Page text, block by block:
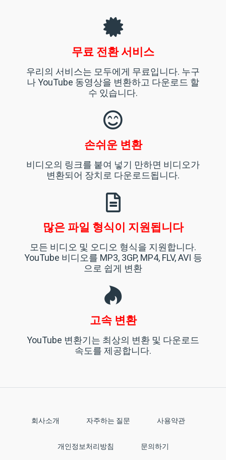
무료 전환 서비스
우리의 서비스는 모두에게 무료입니다. 누구
나 YouTube 동영상을 변환하고 다운로드 할
수 있습니다.
손쉬운 변환
비디오의 링크를 붙여 넣기 만하면 비디오가
변환되어 장치로 다운로드됩니다.
많은 파일 형식이 지원됩니다
모든 비디오 및 오디오 형식을 지원합니다.
YouTube 비디오를 MP3, 3GP, MP4, FLV, AVI 등
으로 쉽게 변환
고속 변환
YouTube 변환기는 최상의 변환 및 다운로드
속도를 제공합니다.
회사소개 자주하는 질문 사용약관
개인정보처리방침 문의하기